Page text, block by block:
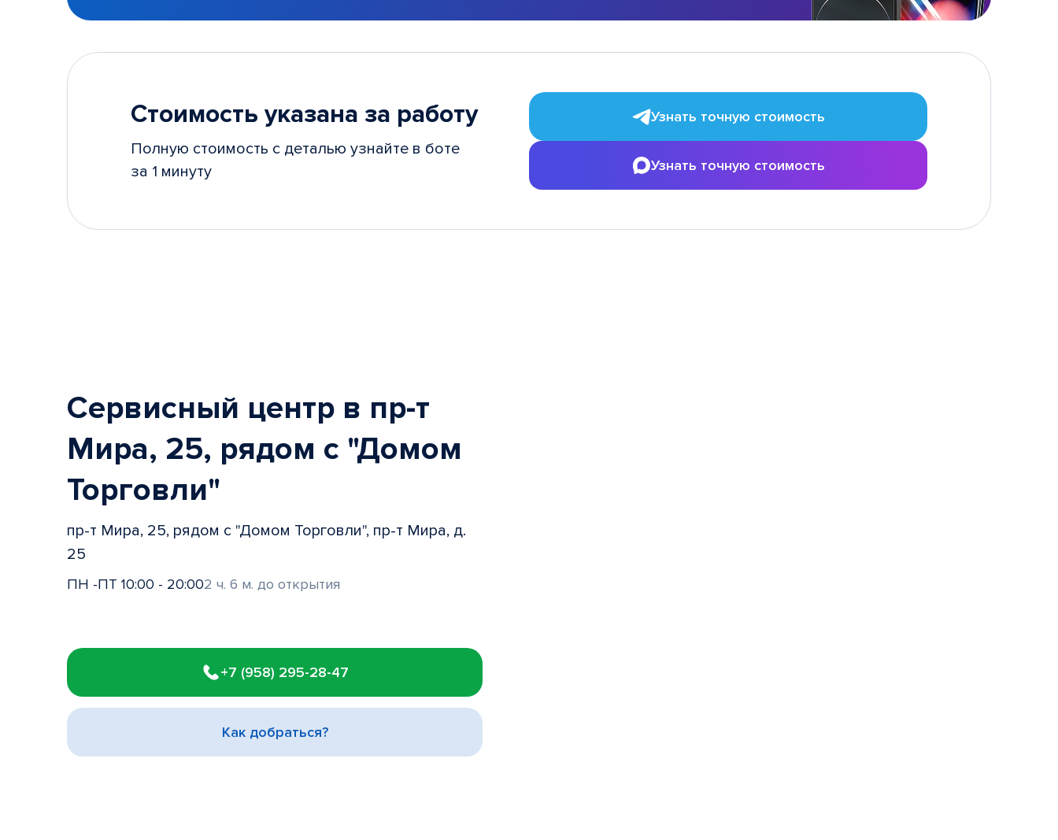
Стоимость указана за работу
Полную стоимость с деталью узнайте в боте
за 1 минуту
Узнать точную стоимость
Узнать точную стоимость
Сервисный центр в пр-т
Мира, 25, рядом с "Домом
Торговли"
пр-т Мира, 25, рядом с "Домом Торговли", пр-т Мира, д.
25
ПН -ПТ 10:00 - 20:002 ч. 6 м. до открытия
1
of
+7 (958) 295-28-47
Как добраться?